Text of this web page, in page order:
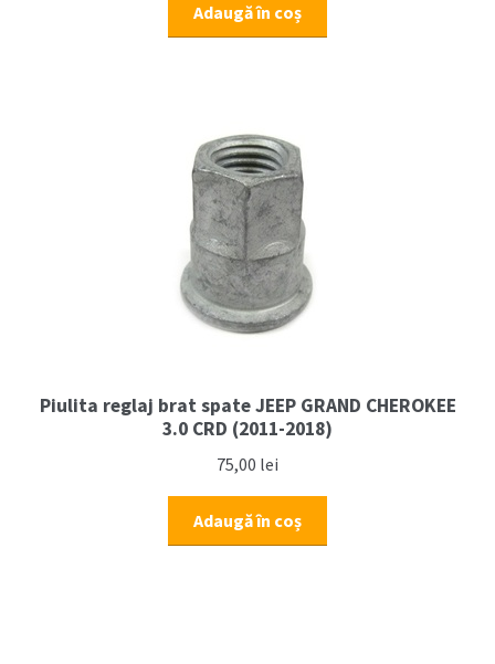
Adaugă în coș
Piulita reglaj brat spate JEEP GRAND CHEROKEE
3.0 CRD (2011-2018)
75,00 lei
Adaugă în coș